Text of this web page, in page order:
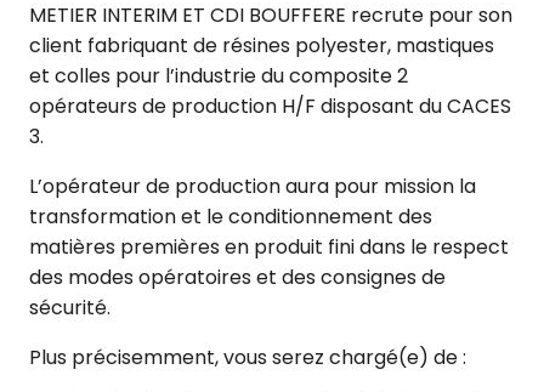
METIER INTERIM ET CDI BOUFFERE recrute pour son
client fabriquant de résines polyester, mastiques
et colles pour l’industrie du composite 2
opérateurs de production H/F disposant du CACES
3.
L’opérateur de production aura pour mission la
transformation et le conditionnement des
matières premières en produit fini dans le respect
des modes opératoires et des consignes de
sécurité.
Plus précisemment, vous serez chargé(e) de :